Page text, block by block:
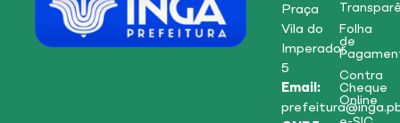
Praça
Vila do
Imperador,
5
Email:
Folha
de
Contra
Cheque
Online